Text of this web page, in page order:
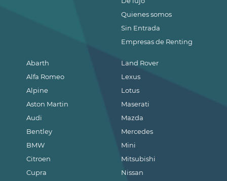
Abarth
Alfa Romeo
Alpine
Aston Martin
Audi
Bentley
BMW
Citroen
Cupra
Land Rover
Lexus
Lotus
Maserati
Mazda
Mercedes
Mini
Mitsubishi
Nissan
Quienes somos
Sin Entrada
Empresas de Renting